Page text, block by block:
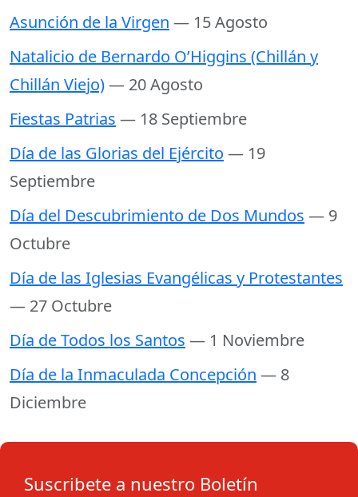
Asunción de la Virgen — 15 Agosto
Natalicio de Bernardo O’Higgins (Chillán y
Chillán Viejo)— 20 Agosto
Fiestas Patrias — 18 Septiembre
Día de las Glorias del Ejército — 19
Septiembre
Día del Descubrimiento de Dos Mundos — 9
Octubre
Día de las Iglesias Evangélicas y Protestantes
— 27 Octubre
Día de Todos los Santos — 1 Noviembre
Día de la Inmaculada Concepción — 8
Diciembre
Suscribete a nuestro Boletín